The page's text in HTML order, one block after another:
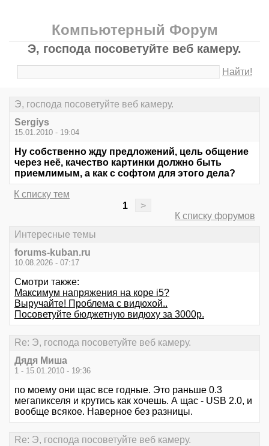
Компьютерный Форум
Э, господа посоветуйте веб камеру.
Найти!
Э, господа посоветуйте веб камеру.
Sergiys
15.01.2010 - 19:04
Ну собственно жду предложений, цель общение
через неё, качество картинки должно быть
приемлимым, а как с софтом для этого дела?
К списку тем
1
>
К списку форумов
Интересные темы
forums-kuban.ru
10.08.2026 - 07:17
Смотри также:
Максимум напряжения на коре i5?
Выручайте! Проблема с видюхой..
Посоветуйте бюджетную видюху за 3000р.
Re: Э, господа посоветуйте веб камеру.
Дядя Миша
1 - 15.01.2010 - 19:36
по моему они щас все годные. Это раньше 0.3
мегапикселя и крутись как хочешь. А щас - USB 2.0, и
вообще всякое. Наверное без разницы.
Re: Э, господа посоветуйте веб камеру.